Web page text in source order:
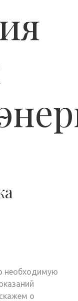
необходимую
о